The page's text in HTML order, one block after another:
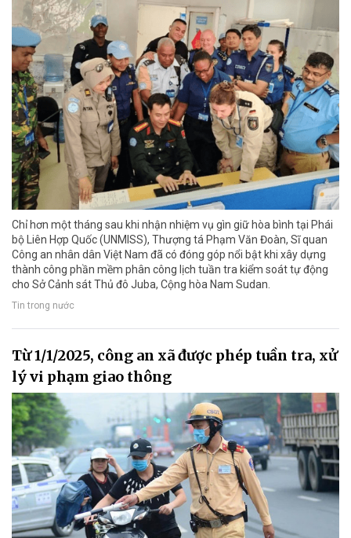
Chỉ hơn một tháng sau khi nhận nhiệm vụ gìn giữ hòa bình tại Phái
bộ Liên Hợp Quốc (UNMISS), Thượng tá Phạm Văn Đoàn, Sĩ quan
Công an nhân dân Việt Nam đã có đóng góp nổi bật khi xây dựng
thành công phần mềm phân công lịch tuần tra kiểm soát tự động
cho Sở Cảnh sát Thủ đô Juba, Cộng hòa Nam Sudan.
Tin trong nước
Từ 1/1/2025, công an xã được phép tuần tra, xử
lý vi phạm giao thông